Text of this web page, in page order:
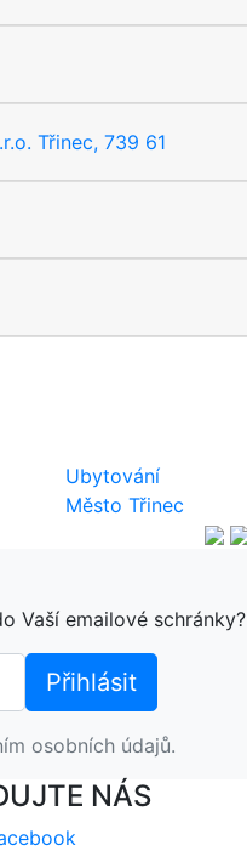
Třinec, 739 61
Ubytování
Město Třinec
Vaší emailové schránky?
osobních údajů.
NÁS